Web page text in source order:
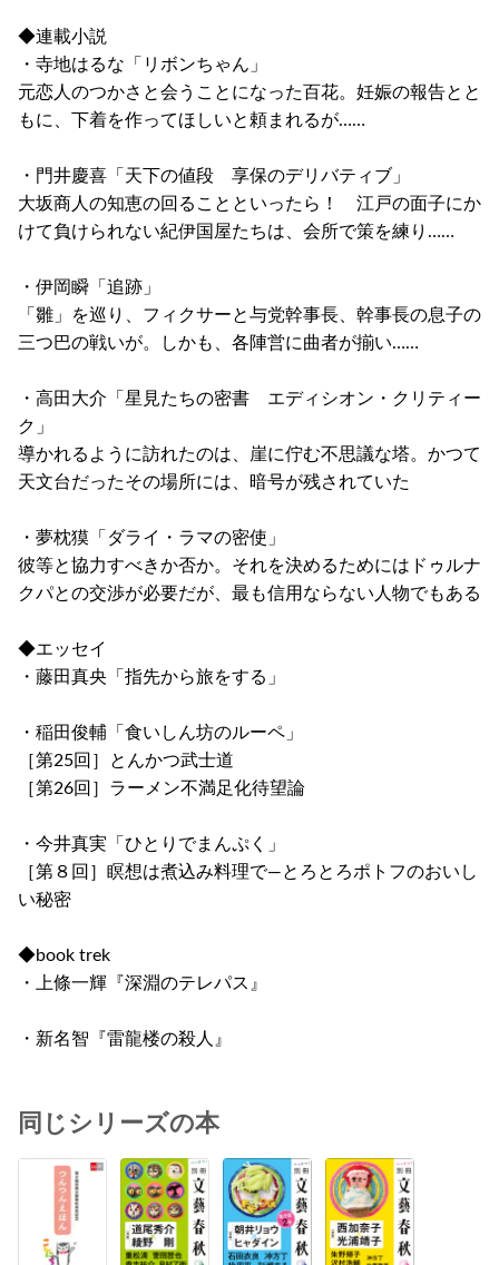
◆連載小説
・寺地はるな「リボンちゃん」
元恋人のつかさと会うことになった百花。妊娠の報告とと
もに、下着を作ってほしいと頼まれるが……
・門井慶喜「天下の値段 享保のデリバティブ」
大坂商人の知恵の回ることといったら！ 江戸の面子にか
けて負けられない紀伊国屋たちは、会所で策を練り……
・伊岡瞬「追跡」
「雛」を巡り、フィクサーと与党幹事長、幹事長の息子の
三つ巴の戦いが。しかも、各陣営に曲者が揃い……
・高田大介「星見たちの密書 エディシオン・クリティー
ク」
導かれるように訪れたのは、崖に佇む不思議な塔。かつて
天文台だったその場所には、暗号が残されていた
・夢枕獏「ダライ・ラマの密使」
彼等と協力すべきか否か。それを決めるためにはドゥルナ
クパとの交渉が必要だが、最も信用ならない人物でもある
◆エッセイ
・藤田真央「指先から旅をする」
・稲田俊輔「食いしん坊のルーペ」
［第25回］とんかつ武士道
［第26回］ラーメン不満足化待望論
・今井真実「ひとりでまんぷく」
［第８回］瞑想は煮込み料理で―とろとろポトフのおいし
い秘密
◆book trek
・上條一輝『深淵のテレパス』
・新名智『雷龍楼の殺人』
同じシリーズの本